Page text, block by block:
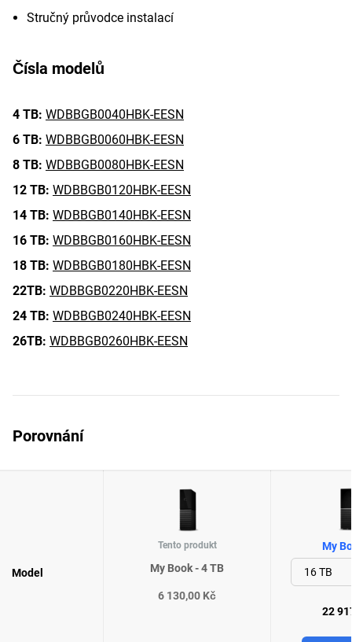
Stručný průvodce instalací
Čísla modelů
4 TB: WDBBGB0040HBK-EESN
6 TB: WDBBGB0060HBK-EESN
8 TB: WDBBGB0080HBK-EESN
12 TB: WDBBGB0120HBK-EESN
14 TB: WDBBGB0140HBK-EESN
16 TB: WDBBGB0160HBK-EESN
18 TB: WDBBGB0180HBK-EESN
22TB: WDBBGB0220HBK-EESN
24 TB: WDBBGB0240HBK-EESN
26TB: WDBBGB0260HBK-EESN
Porovnání
Model
Tento produkt
My Book - 4 TB
6 130,00 Kč
My
22